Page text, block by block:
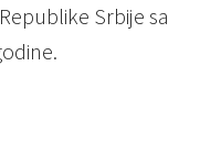
Srbije sa